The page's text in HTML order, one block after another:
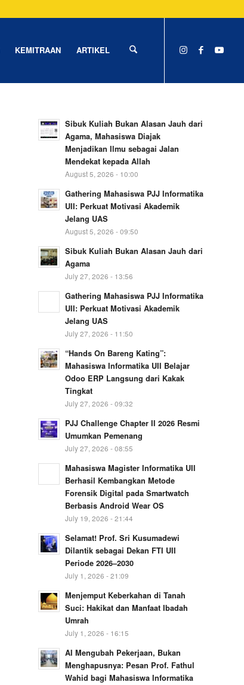
KEMITRAAN ARTIKEL
Sibuk Kuliah Bukan Alasan Jauh dari
Agama, Mahasiswa Diajak
Menjadikan Ilmu sebagai Jalan
Mendekat kepada Allah
August 5, 2026 - 10:00
Gathering Mahasiswa PJJ Informatika
UII: Perkuat Motivasi Akademik
Jelang UAS
August 5, 2026 - 09:50
Sibuk Kuliah Bukan Alasan Jauh dari
Agama
July 27, 2026 - 13:56
Gathering Mahasiswa PJJ Informatika
UII: Perkuat Motivasi Akademik
Jelang UAS
July 27, 2026 - 11:50
“Hands On Bareng Kating”:
Mahasiswa Informatika UII Belajar
Odoo ERP Langsung dari Kakak
Tingkat
July 27, 2026 - 09:32
PJJ Challenge Chapter II 2026 Resmi
Umumkan Pemenang
July 27, 2026 - 08:55
Mahasiswa Magister Informatika UII
Berhasil Kembangkan Metode
Forensik Digital pada Smartwatch
Berbasis Android Wear OS
July 19, 2026 - 21:44
Selamat! Prof. Sri Kusumadewi
Dilantik sebagai Dekan FTI UII
Periode 2026–2030
July 1, 2026 - 21:09
Menjemput Keberkahan di Tanah
Suci: Hakikat dan Manfaat Ibadah
Umrah
July 1, 2026 - 16:15
AI Mengubah Pekerjaan, Bukan
Menghapusnya: Pesan Prof. Fathul
Wahid bagi Mahasiswa Informatika